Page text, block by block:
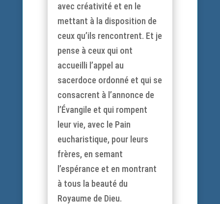
avec créativité et en le
mettant à la disposition de
ceux qu’ils rencontrent. Et je
pense à ceux qui ont
accueilli l’appel au
sacerdoce ordonné et qui se
consacrent à l’annonce de
l’Évangile et qui rompent
leur vie, avec le Pain
eucharistique, pour leurs
frères, en semant
l’espérance et en montrant
à tous la beauté du
Royaume de Dieu.